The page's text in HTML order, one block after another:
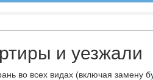
и уезжали
во всех видах (включая замену